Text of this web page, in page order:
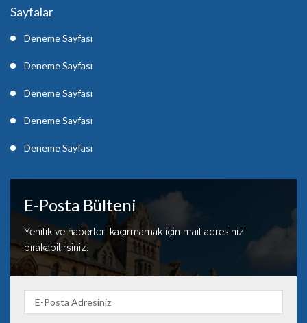
Sayfalar
Deneme Sayfası
Deneme Sayfası
Deneme Sayfası
Deneme Sayfası
Deneme Sayfası
E-Posta Bülteni
Yenilik ve haberleri kaçırmamak için mail adresinizi
bırakabilirsiniz.